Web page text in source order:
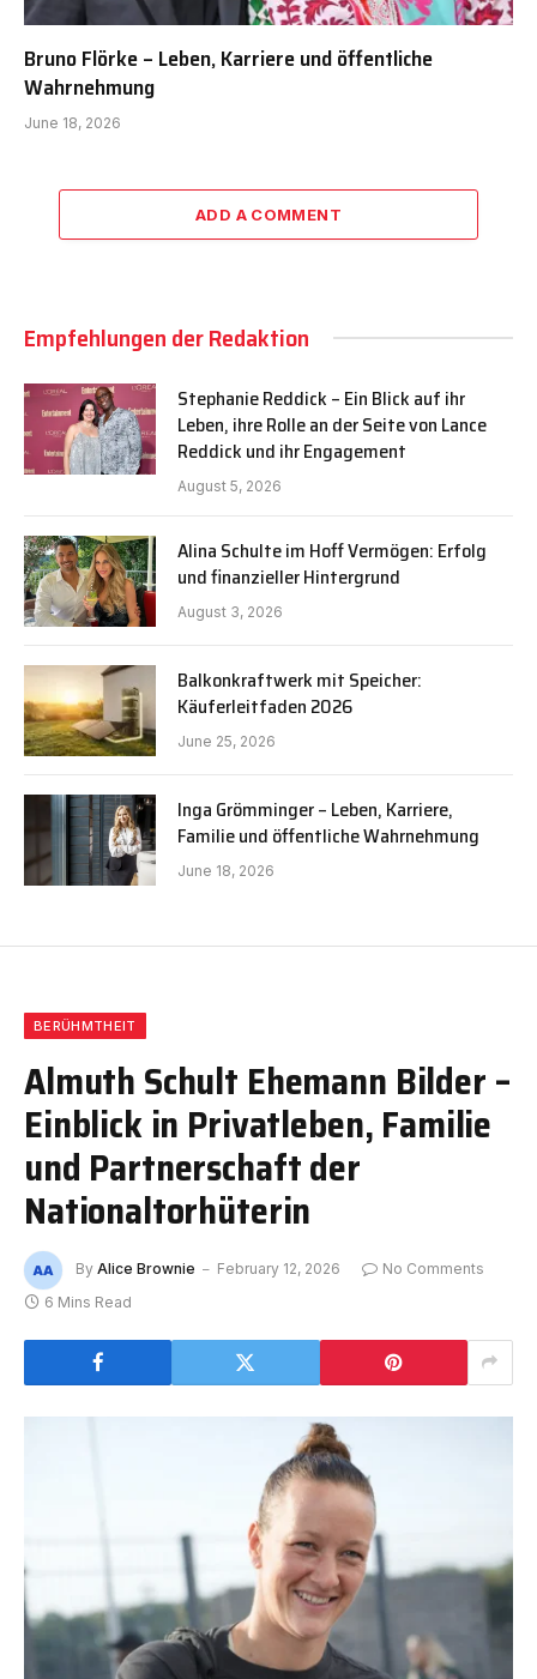
Bruno Flörke – Leben, Karriere und öffentliche
Wahrnehmung
June 18, 2026
ADD A COMMENT
Empfehlungen der Redaktion
Stephanie Reddick – Ein Blick auf ihr
Leben, ihre Rolle an der Seite von Lance
Reddick und ihr Engagement
August 5, 2026
Alina Schulte im Hoff Vermögen: Erfolg
und finanzieller Hintergrund
August 3, 2026
Balkonkraftwerk mit Speicher:
Käuferleitfaden 2026
June 25, 2026
Inga Grömminger – Leben, Karriere,
Familie und öffentliche Wahrnehmung
June 18, 2026
BERÜHMTHEIT
Almuth Schult Ehemann Bilder –
Einblick in Privatleben, Familie
und Partnerschaft der
Nationaltorhüterin
By Alice Brownie February 12, 2026
No Comments
6 Mins Read